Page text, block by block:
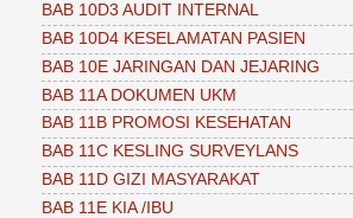
BAB 10D3 AUDIT INTERNAL
BAB 10D4 KESELAMATAN PASIEN
BAB 10E JARINGAN DAN JEJARING
BAB 11A DOKUMEN UKM
BAB 11B PROMOSI KESEHATAN
BAB 11C KESLING SURVEYLANS
BAB 11D GIZI MASYARAKAT
BAB 11E KIA /IBU